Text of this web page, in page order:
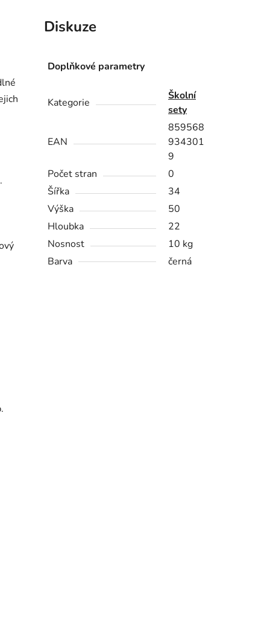
Diskuze
Doplňkové parametry
Kategorie
Školní
sety
EAN
859568
934301
9
Počet stran
0
Šířka
34
Výška
50
Hloubka
22
Nosnost
10 kg
Barva
černá